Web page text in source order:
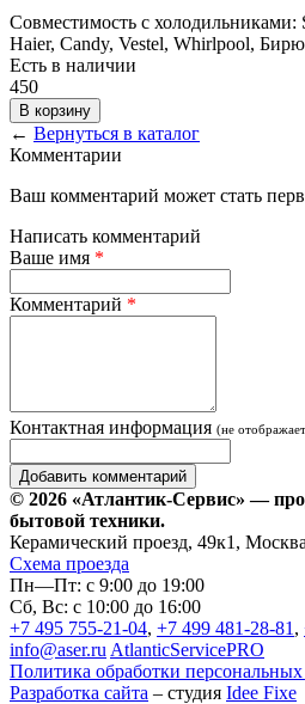
Совместимость с холодильниками:
Haier, Candy, Vestel, Whirlpool,
Есть в наличии
450
В корзину
← Вернуться в каталог
Комментарии
Ваш комментарий может стать
Написать комментарий
Ваше имя *
Комментарий *
Контактная информация (не
© 2026 «Атлантик-Сервис» —
бытовой техники.
Керамический проезд, 49к1,
Схема проезда
Пн—Пт: с 9:00 до 19:00
Сб, Вс: с 10:00 до 16:00
+7 495 755-21-04, +7 499 481-28-81 ,
info@aser.ru AtlanticServicePRO
Политика обработки
Разработка сайта – студия Idee Fixe